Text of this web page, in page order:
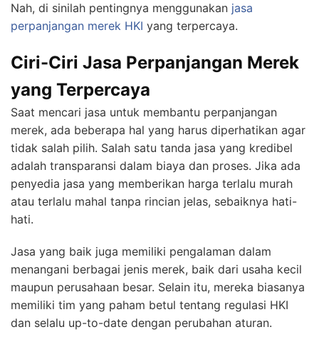
Nah, di sinilah pentingnya menggunakan jasa
perpanjangan merek HKI yang terpercaya.
Ciri-Ciri Jasa Perpanjangan Merek
yang Terpercaya
Saat mencari jasa untuk membantu perpanjangan
merek, ada beberapa hal yang harus diperhatikan agar
tidak salah pilih. Salah satu tanda jasa yang kredibel
adalah transparansi dalam biaya dan proses. Jika ada
penyedia jasa yang memberikan harga terlalu murah
atau terlalu mahal tanpa rincian jelas, sebaiknya hati-
hati.
Jasa yang baik juga memiliki pengalaman dalam
menangani berbagai jenis merek, baik dari usaha kecil
maupun perusahaan besar. Selain itu, mereka biasanya
memiliki tim yang paham betul tentang regulasi HKI
dan selalu up-to-date dengan perubahan aturan.